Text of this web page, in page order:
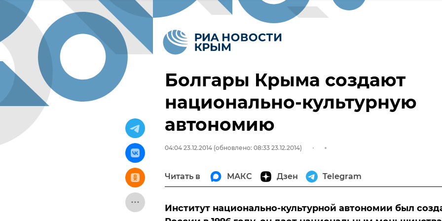
Болгары Крыма создают
национально-культурную
автономию
04:04 23.12.2014 (обновлено: 08:33 23.12.2014)
Читать в МАКС Дзен Telegram
Институт национально-культурной автономии был